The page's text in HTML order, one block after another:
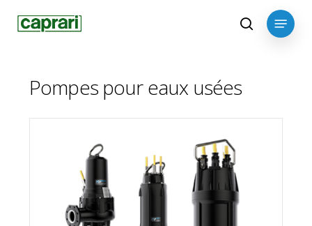
search
Menu
Pompes pour eaux usées